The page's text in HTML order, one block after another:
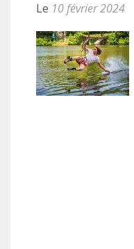
Le 10 février 2024